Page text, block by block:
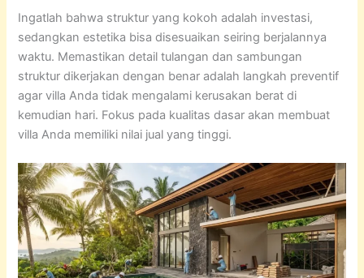
Ingatlah bahwa struktur yang kokoh adalah investasi,
sedangkan estetika bisa disesuaikan seiring berjalannya
waktu. Memastikan detail tulangan dan sambungan
struktur dikerjakan dengan benar adalah langkah preventif
agar villa Anda tidak mengalami kerusakan berat di
kemudian hari. Fokus pada kualitas dasar akan membuat
villa Anda memiliki nilai jual yang tinggi.